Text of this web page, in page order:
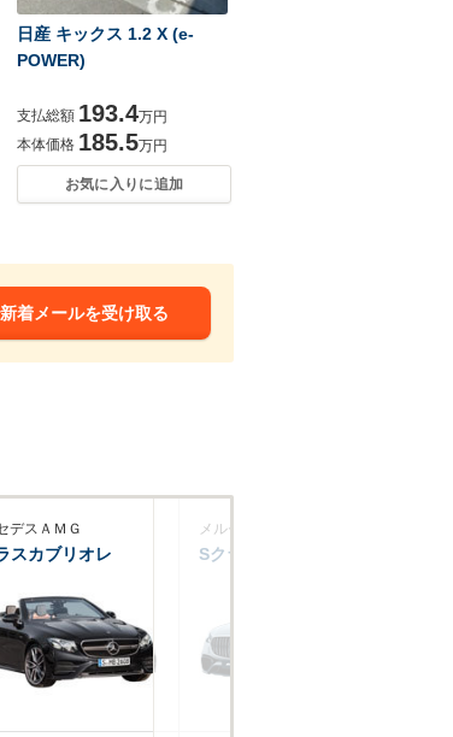
日産 キックス 1.2 X (e-
POWER)
支払総額 193.4万円
本体価格 185.5万円
お気に入りに追加
着メールを受け取る
デスＡＭＧ
スカブリオレ
メルセデスＡＭＧ
Sクラス